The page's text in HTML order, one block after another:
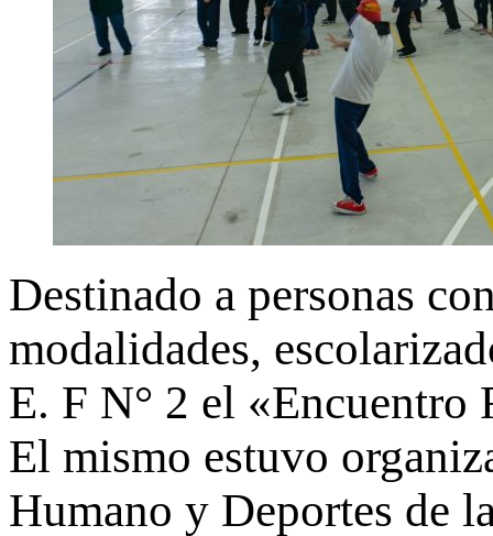
Destinado a personas
modalidades,
E. F N° 2 el
El mismo estuvo
Humano y Deportes de